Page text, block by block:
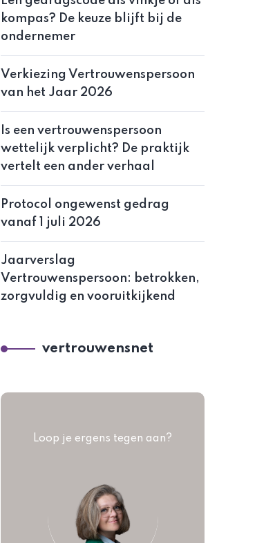
kompas? De keuze blijft bij de
ondernemer
Verkiezing Vertrouwenspersoon
van het Jaar 2026
Is een vertrouwenspersoon
wettelijk verplicht? De praktijk
vertelt een ander verhaal
Protocol ongewenst gedrag
vanaf 1 juli 2026
Jaarverslag
Vertrouwenspersoon: betrokken,
zorgvuldig en vooruitkijkend
vertrouwensnet
Loop je ergens tegen aan?